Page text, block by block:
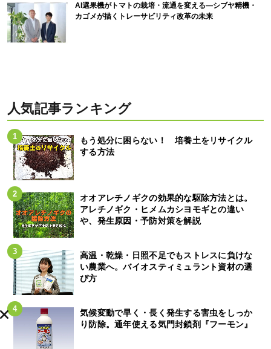
AI選果機がトマトの栽培・流通を変える―シブヤ精機・
カゴメが描くトレーサビリティ改革の未来
人気記事ランキング
もう処分に困らない！ 培養土をリサイクル
する方法
オオアレチノギクの効果的な駆除方法とは。
アレチノギク・ヒメムカシヨモギとの違い
や、発生原因・予防対策を解説
高温・乾燥・日照不足でもストレスに負けな
い農業へ。バイオスティミュラント資材の選
び方
気候変動で早く・長く発生する害虫をしっか
り防除。通年使える気門封鎖剤『フーモン』